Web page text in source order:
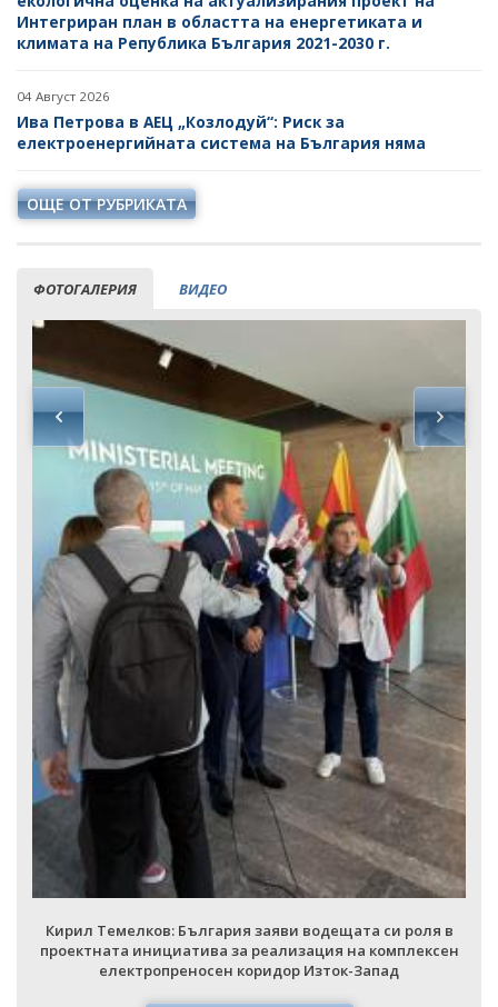
Интегриран план в областта на енергетиката и
климата на Република България 2021-2030 г.
04 Август 2026
Ива Петрова в АЕЦ „Козлодуй“: Риск за
електроенергийната система на България няма
ОЩЕ ОТ РУБРИКАТА
ФОТОГАЛЕРИЯ ВИДЕО
Кирил Темелков: България заяви водещата си роля в
проектната инициатива за реализация на комплексен
електропреносен коридор Изток-Запад